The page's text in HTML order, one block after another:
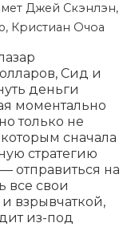
Джей Скэнлэн,
Кристиан Очоа
Сид и
деньги
моментально
только не
сначала
стратегию
отправиться на
все свои
взрывчаткой,
из-под